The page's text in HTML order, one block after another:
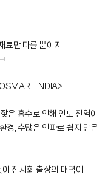
료만 다를 뿐이지
INDIA>!
은 홍수로 인해 인도 전역이
경, 수많은 인파로 쉽지 만은
전시회 출장의 매력이